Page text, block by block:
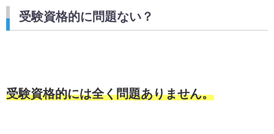
受験資格的に問題ない？
受験資格的には全く問題ありません。